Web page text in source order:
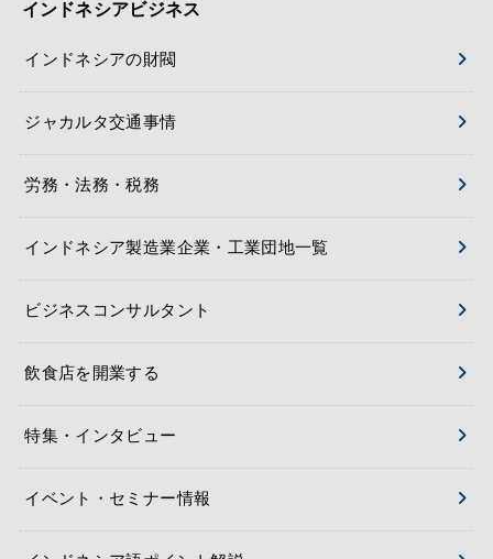
インドネシアビジネス
インドネシアの財閥
ジャカルタ交通事情
労務・法務・税務
インドネシア製造業企業・工業団地一覧
ビジネスコンサルタント
飲食店を開業する
特集・インタビュー
イベント・セミナー情報